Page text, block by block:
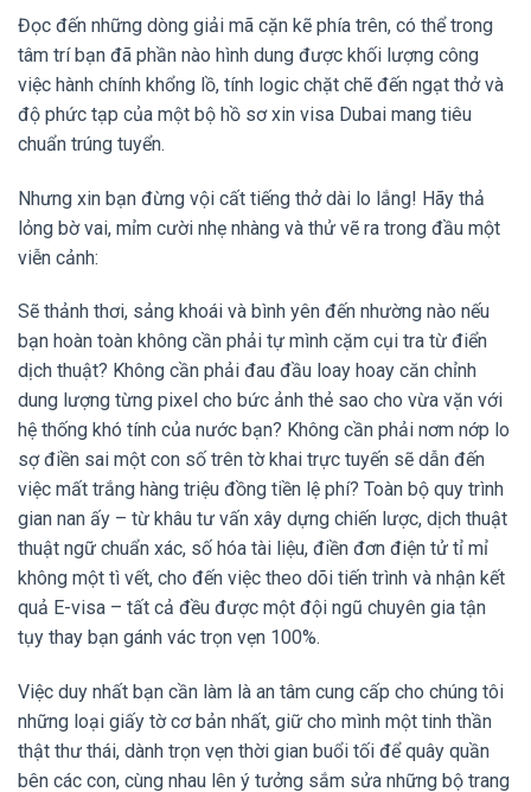
Đọc đến những dòng giải mã cặn kẽ phía trên, có thể trong
tâm trí bạn đã phần nào hình dung được khối lượng công
việc hành chính khổng lồ, tính logic chặt chẽ đến ngạt thở và
độ phức tạp của một bộ hồ sơ xin visa Dubai mang tiêu
chuẩn trúng tuyển.
Nhưng xin bạn đừng vội cất tiếng thở dài lo lắng! Hãy thả
lỏng bờ vai, mỉm cười nhẹ nhàng và thử vẽ ra trong đầu một
viễn cảnh:
Sẽ thảnh thơi, sảng khoái và bình yên đến nhường nào nếu
bạn hoàn toàn không cần phải tự mình cặm cụi tra từ điển
dịch thuật? Không cần phải đau đầu loay hoay căn chỉnh
dung lượng từng pixel cho bức ảnh thẻ sao cho vừa vặn với
hệ thống khó tính của nước bạn? Không cần phải nơm nớp lo
sợ điền sai một con số trên tờ khai trực tuyến sẽ dẫn đến
việc mất trắng hàng triệu đồng tiền lệ phí? Toàn bộ quy trình
gian nan ấy – từ khâu tư vấn xây dựng chiến lược, dịch thuật
thuật ngữ chuẩn xác, số hóa tài liệu, điền đơn điện tử tỉ mỉ
không một tì vết, cho đến việc theo dõi tiến trình và nhận kết
quả E-visa – tất cả đều được một đội ngũ chuyên gia tận
tụy thay bạn gánh vác trọn vẹn 100%.
Việc duy nhất bạn cần làm là an tâm cung cấp cho chúng tôi
những loại giấy tờ cơ bản nhất, giữ cho mình một tinh thần
thật thư thái, dành trọn vẹn thời gian buổi tối để quây quần
bên các con, cùng nhau lên ý tưởng sắm sửa những bộ trang